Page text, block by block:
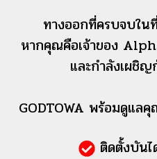
ทางออกที่ครบจบใน
หากคุณคือเจ้าของ
และกำลังเผชิ
GODTOWA พร้อมดูแล
ติดตั้งบันไ